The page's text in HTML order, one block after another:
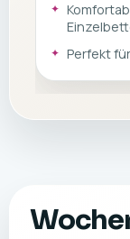
Perfekt